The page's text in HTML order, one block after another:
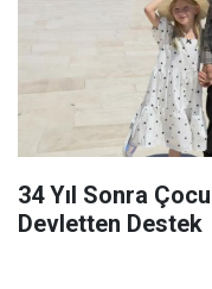
34 Yıl Sonra
Devletten Destek